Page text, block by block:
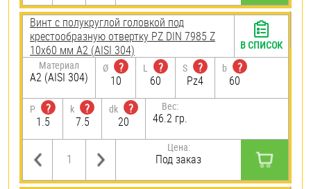
Винт с полукруглой головкой под
крестообразную отвертку PZ DIN 7985 Z
10х60 мм А2 (AISI 304)
Материал
А2 (AISI 304)
Ø
?
10
L
?
60
S
?
Pz4
b
?
60
P
?
1.5
k
?
7.5
dk
?
20
Вес:
46.2 гр.
Цена:
Под заказ
В СПИСОК